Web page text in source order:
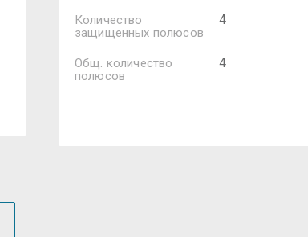
Количество
защищенных полюсов
4
Общ. количество
полюсов
4